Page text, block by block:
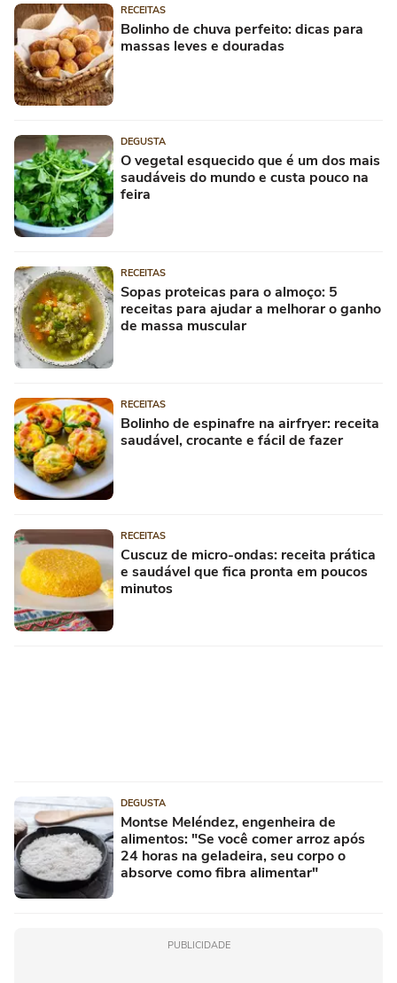
RECEITAS
Bolinho de chuva perfeito: dicas para
massas leves e douradas
DEGUSTA
O vegetal esquecido que é um dos mais
saudáveis do mundo e custa pouco na
feira
RECEITAS
Sopas proteicas para o almoço: 5
receitas para ajudar a melhorar o ganho
de massa muscular
RECEITAS
Bolinho de espinafre na airfryer: receita
saudável, crocante e fácil de fazer
RECEITAS
Cuscuz de micro-ondas: receita prática
e saudável que fica pronta em poucos
minutos
DEGUSTA
Montse Meléndez, engenheira de
alimentos: "Se você comer arroz após
24 horas na geladeira, seu corpo o
absorve como fibra alimentar"
PUBLICIDADE